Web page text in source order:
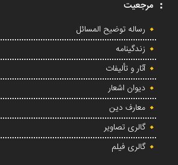
مرجعیت
رساله توضیح المسائل
زندگینامه
آثار و تألیفات
دیوان اشعار
معارف دین
گالری تصاویر
گالری فیلم